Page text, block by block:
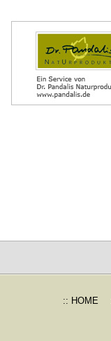
:: HOME